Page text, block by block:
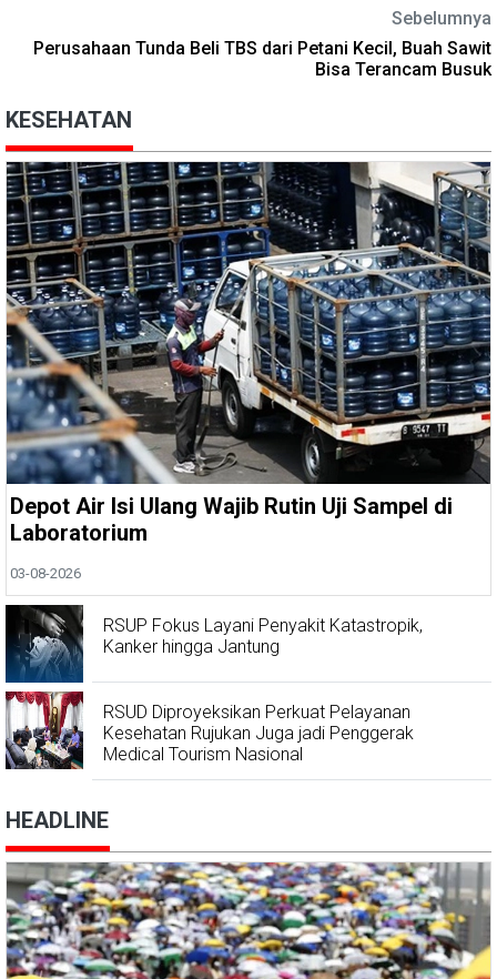
Sebelumnya
Perusahaan Tunda Beli TBS dari Petani Kecil, Buah Sawit
Bisa Terancam Busuk
KESEHATAN
Depot Air Isi Ulang Wajib Rutin Uji Sampel di
Laboratorium
03-08-2026
RSUP Fokus Layani Penyakit Katastropik,
Kanker hingga Jantung
RSUD Diproyeksikan Perkuat Pelayanan
Kesehatan Rujukan Juga jadi Penggerak
Medical Tourism Nasional
HEADLINE